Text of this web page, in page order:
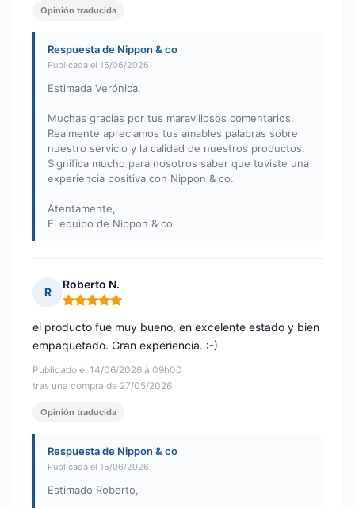
Opinión traducida
Respuesta de Nippon & co
Publicada el 15/06/2026
Estimada Verónica,
Muchas gracias por tus maravillosos comentarios.
Realmente apreciamos tus amables palabras sobre
nuestro servicio y la calidad de nuestros productos.
Significa mucho para nosotros saber que tuviste una
experiencia positiva con Nippon & co.
Atentamente,
El equipo de Nippon & co
R
Roberto N.
Nota: 5 de 5
Publicado el 14/06/2026 à 09h00
tras una compra de 27/05/2026
el producto fue muy bueno, en excelente estado y bien
empaquetado. Gran experiencia. :-)
Opinión traducida
Respuesta de Nippon & co
Publicada el 15/06/2026
Estimado Roberto,